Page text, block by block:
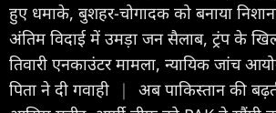
हुए धमाके, बुशहर-चोगादक को बनाया
अंतिम विदाई में उमड़ा जन सैलाब, ट्रंप के
तिवारी एनकाउंटर मामला, न्यायिक जांच
पिता ने दी गवाही
|
अब पाकिस्तान की